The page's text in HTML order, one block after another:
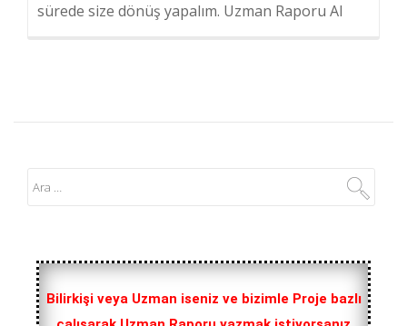
sürede size dönüş yapalım. Uzman Raporu Al
Bilirkişi veya Uzman iseniz ve bizimle Proje bazlı